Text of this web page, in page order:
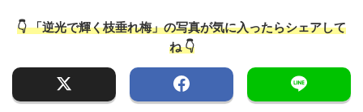
👇 「逆光で輝く枝垂れ梅」の写真が気に入ったらシェアして
ね 👇